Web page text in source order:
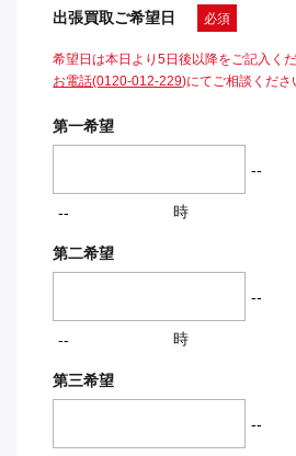
出張買取ご希望日 必須
希望日は本日より5日後以降をご記入く
お電話(0120-012-229)にてご相談くださ
第一希望
時
第二希望
時
第三希望